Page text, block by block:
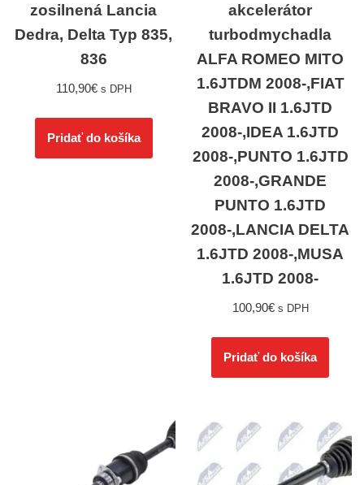
zosilnená Lancia
Dedra, Delta Typ 835,
836
110,90€ s DPH
Pridať do košíka
akcelerátor
turbodmychadla
ALFA ROMEO MITO
1.6JTDM 2008-,FIAT
BRAVO II 1.6JTD
2008-,IDEA 1.6JTD
2008-,PUNTO 1.6JTD
2008-,GRANDE
PUNTO 1.6JTD
2008-,LANCIA DELTA
1.6JTD 2008-,MUSA
1.6JTD 2008-
100,90€ s DPH
Pridať do košíka